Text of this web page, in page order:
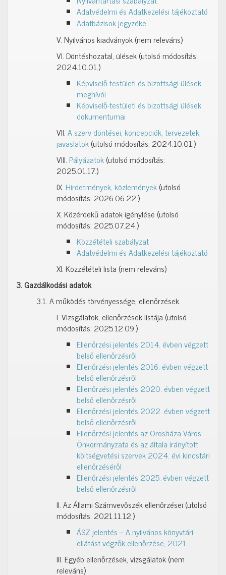
Adatvédelmi és Adatkezelési tájékoztató
Adatbázisok jegyzéke
V. Nyilvános kiadványok (nem releváns)
VI. Döntéshozatal, ülések (utolsó módosítás:
2024.10.01.)
Képviselő-testületi és bizottsági ülések
meghívói
Képviselő-testületi és bizottsági ülések
dokumentumai
VII.A szerv döntései, koncepciók, tervezetek,
javaslatok(utolsó módosítás: 2024.10.01.)
VIII. Pályázatok(utolsó módosítás:
2025.01.17.)
IX. Hirdetmények, közlemények(utolsó
módosítás: 2026.06.22.)
X. Közérdekű adatok igénylése (utolsó
módosítás: 2025.07.24.)
Közzétételi szabályzat
Adatvédelmi és Adatkezelési tájékoztató
XI. Közzétételi lista (nem releváns)
3. Gazdálkodási adatok
3.1. A működés törvényessége, ellenőrzések
I. Vizsgálatok, ellenőrzések listája (utolsó
módosítás: 2025.12.09.)
Ellenőrzési jelentés 2014. évben végzett
belső ellenőrzésről
Ellenőrzési jelentés 2016. évben végzett
belső ellenőrzésről
Ellenőrzési jelentés 2020. évben végzett
belső ellenőrzésről
Ellenőrzési jelentés 2022. évben végzett
belső ellenőrzésről
Ellenőrzési jelentés az Orosháza Város
Önkormányzata és az általa irányított
költségvetési szervek 2024. évi kincstári
ellenőrzéséről
Ellenőrzési jelentés 2025. évben végzett
belső ellenőrzésről
II. Az Állami Számvevőszék ellenőrzései (utolsó
módosítás: 2021.11.12.)
ÁSZ jelentés – A nyilvános könyvtári
ellátást végzők ellenőrzése, 2021.
III. Egyéb ellenőrzések, vizsgálatok (nem
releváns)